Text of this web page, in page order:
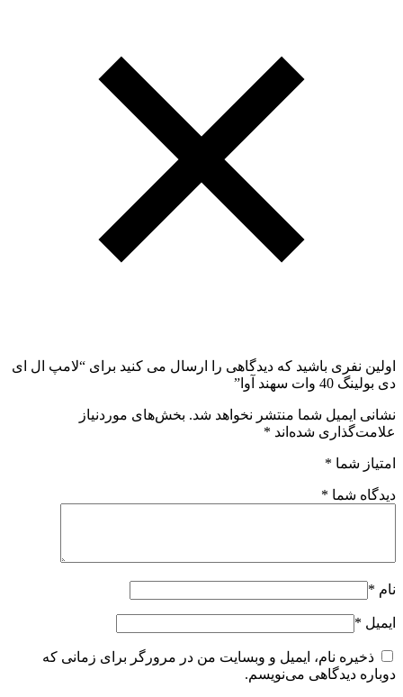
اولین نفری باشید که دیدگاهی را ارسال می کنید برای “لامپ ال ای
دی بولینگ 40 وات سهند آوا”
نشانی ایمیل شما منتشر نخواهد شد. بخش‌های موردنیاز
علامت‌گذاری شده‌اند *
امتیاز شما *
دیدگاه شما *
نام *
ایمیل *
ذخیره نام، ایمیل و وبسایت من در مرورگر برای زمانی که
دوباره دیدگاهی می‌نویسم.